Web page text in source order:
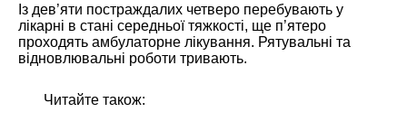
Із дев’яти постраждалих четверо перебувають у
лікарні в стані середньої тяжкості, ще п’ятеро
проходять амбулаторне лікування. Рятувальні та
відновлювальні роботи тривають.
Читайте також: